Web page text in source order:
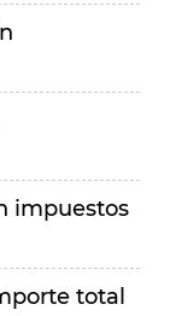
impuestos
total